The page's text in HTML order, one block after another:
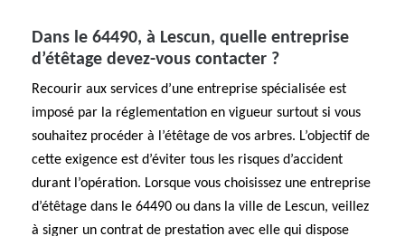
Dans le 64490, à Lescun, quelle entreprise
d’étêtage devez-vous contacter ?
Recourir aux services d’une entreprise spécialisée est
imposé par la réglementation en vigueur surtout si vous
souhaitez procéder à l’étêtage de vos arbres. L’objectif de
cette exigence est d’éviter tous les risques d’accident
durant l’opération. Lorsque vous choisissez une entreprise
d’étêtage dans le 64490 ou dans la ville de Lescun, veillez
à signer un contrat de prestation avec elle qui dispose